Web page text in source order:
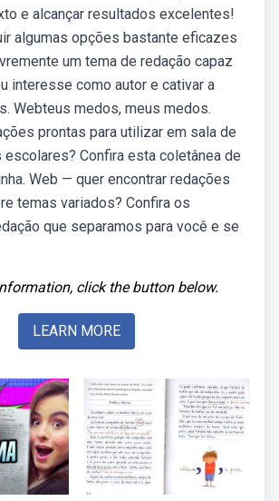
e alcançar resultados excelentes!
algumas opções bastante eficazes
um tema de redação capaz
interesse como autor e cativar a
Webteus medos, meus medos.
prontas para utilizar em sala de
escolares? Confira esta coletânea de
Web — quer encontrar redações
temas variados? Confira os
que separamos para você e se
click the button below.
LEARN MORE